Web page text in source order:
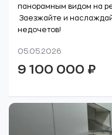
панорамным видом на
Заезжайте и
недочетов!
05.05.2026
9 100 000 ₽